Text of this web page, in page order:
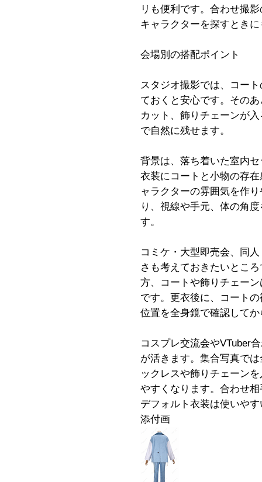
リも便利です。合わせ撮
キャラクターを探すとき
会場別の搭配ポイント
スタジオ撮影では、コー
ておくと安心です。その
カット、飾りチェーンが
で自然に残せます。
背景は、落ち着いた室内
衣装にコートと小物の存
ャラクターの雰囲気を作
り、視線や手元、体の角
す。
コミケ・大型即売会、同
さも考えておきたいとこ
方、コートや飾りチェー
です。更衣後に、コート
位置を全身鏡で確認して
コスプレ交流会やVTuber
が活きます。集合写真で
ックレスや飾りチェーン
やすくなります。合わせ
デフォルト衣装は使いや
添付画